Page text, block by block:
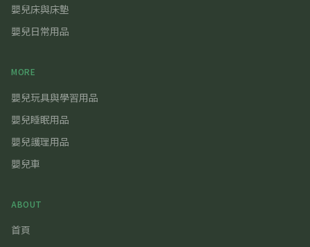
嬰兒床與床墊
嬰兒日常用品
MORE
嬰兒玩具與學習用品
嬰兒睡眠用品
嬰兒護理用品
嬰兒車
ABOUT
首頁